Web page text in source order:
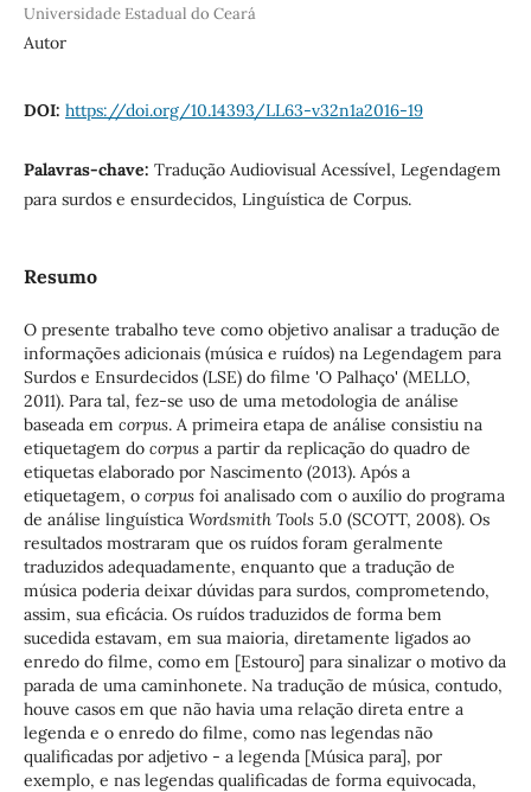
Universidade Estadual do Ceará
Autor
DOI: https://doi.org/10.14393/LL63-v32n1a2016-19
Palavras-chave: Tradução Audiovisual Acessível, Legendagem
para surdos e ensurdecidos, Linguística de Corpus.
Resumo
O presente trabalho teve como objetivo analisar a tradução de
informações adicionais (música e ruídos) na Legendagem para
Surdos e Ensurdecidos (LSE) do filme 'O Palhaço' (MELLO,
2011). Para tal, fez-se uso de uma metodologia de análise
baseada em corpus. A primeira etapa de análise consistiu na
etiquetagem do corpusa partir da replicação do quadro de
etiquetas elaborado por Nascimento (2013). Após a
etiquetagem, o corpusfoi analisado com o auxílio do programa
de análise linguística Wordsmith Tools5.0 (SCOTT, 2008). Os
resultados mostraram que os ruídos foram geralmente
traduzidos adequadamente, enquanto que a tradução de
música poderia deixar dúvidas para surdos, comprometendo,
assim, sua eficácia. Os ruídos traduzidos de forma bem
sucedida estavam, em sua maioria, diretamente ligados ao
enredo do filme, como em [Estouro] para sinalizar o motivo da
parada de uma caminhonete. Na tradução de música, contudo,
houve casos em que não havia uma relação direta entre a
legenda e o enredo do filme, como nas legendas não
qualificadas por adjetivo - a legenda [Música para], por
exemplo, e nas legendas qualificadas de forma equivocada,